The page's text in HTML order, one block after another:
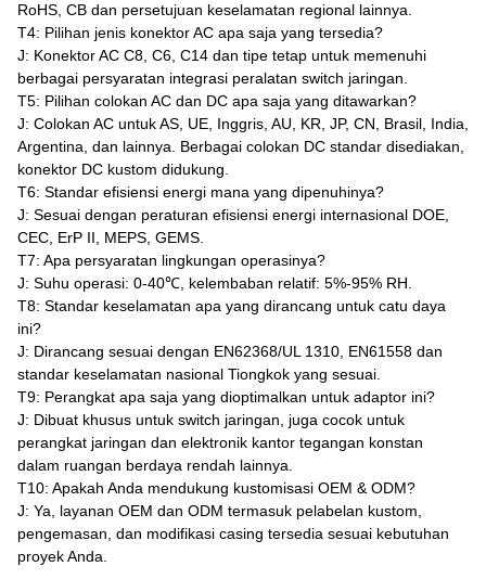
RoHS, CB dan persetujuan keselamatan regional lainnya.
T4: Pilihan jenis konektor AC apa saja yang tersedia?
J: Konektor AC C8, C6, C14 dan tipe tetap untuk memenuhi
berbagai persyaratan integrasi peralatan switch jaringan.
T5: Pilihan colokan AC dan DC apa saja yang ditawarkan?
J: Colokan AC untuk AS, UE, Inggris, AU, KR, JP, CN, Brasil, India,
Argentina, dan lainnya. Berbagai colokan DC standar disediakan,
konektor DC kustom didukung.
T6: Standar efisiensi energi mana yang dipenuhinya?
J: Sesuai dengan peraturan efisiensi energi internasional DOE,
CEC, ErP II, MEPS, GEMS.
T7: Apa persyaratan lingkungan operasinya?
J: Suhu operasi: 0-40℃, kelembaban relatif: 5%-95% RH.
T8: Standar keselamatan apa yang dirancang untuk catu daya
ini?
J: Dirancang sesuai dengan EN62368/UL 1310, EN61558 dan
standar keselamatan nasional Tiongkok yang sesuai.
T9: Perangkat apa saja yang dioptimalkan untuk adaptor ini?
J: Dibuat khusus untuk switch jaringan, juga cocok untuk
perangkat jaringan dan elektronik kantor tegangan konstan
dalam ruangan berdaya rendah lainnya.
T10: Apakah Anda mendukung kustomisasi OEM & ODM?
J: Ya, layanan OEM dan ODM termasuk pelabelan kustom,
pengemasan, dan modifikasi casing tersedia sesuai kebutuhan
proyek Anda.